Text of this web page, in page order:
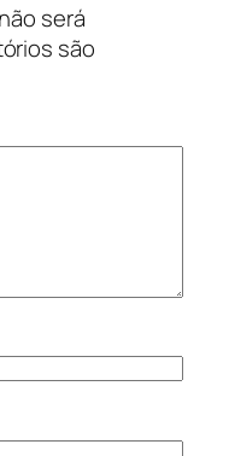
será
são